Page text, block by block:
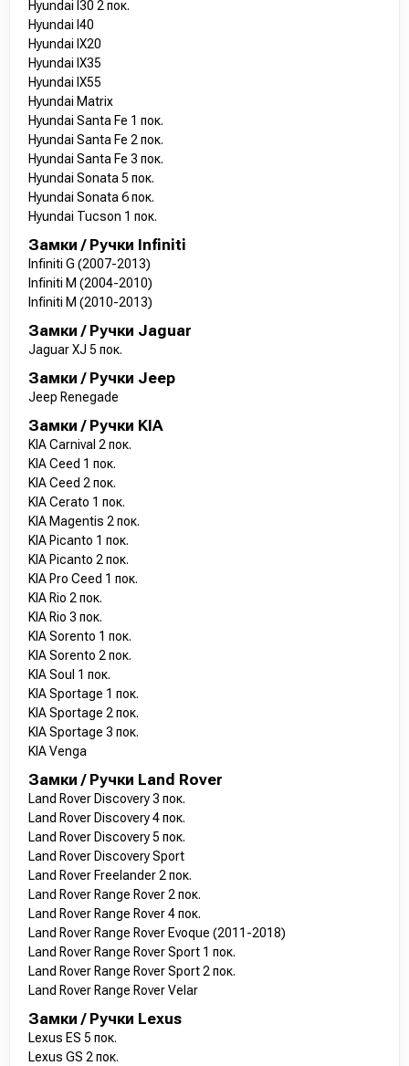
Hyundai I30 2 пок.
Hyundai I40
Hyundai IX20
Hyundai IX35
Hyundai IX55
Hyundai Matrix
Hyundai Santa Fe 1 пок.
Hyundai Santa Fe 2 пок.
Hyundai Santa Fe 3 пок.
Hyundai Sonata 5 пок.
Hyundai Sonata 6 пок.
Hyundai Tucson 1 пок.
Замки / Ручки Infiniti
Infiniti G (2007-2013)
Infiniti M (2004-2010)
Infiniti M (2010-2013)
Замки / Ручки Jaguar
Jaguar XJ 5 пок.
Замки / Ручки Jeep
Jeep Renegade
Замки / Ручки KIA
KIA Carnival 2 пок.
KIA Ceed 1 пок.
KIA Ceed 2 пок.
KIA Cerato 1 пок.
KIA Magentis 2 пок.
KIA Picanto 1 пок.
KIA Picanto 2 пок.
KIA Pro Ceed 1 пок.
KIA Rio 2 пок.
KIA Rio 3 пок.
KIA Sorento 1 пок.
KIA Sorento 2 пок.
KIA Soul 1 пок.
KIA Sportage 1 пок.
KIA Sportage 2 пок.
KIA Sportage 3 пок.
KIA Venga
Замки / Ручки Land Rover
Land Rover Discovery 3 пок.
Land Rover Discovery 4 пок.
Land Rover Discovery 5 пок.
Land Rover Discovery Sport
Land Rover Freelander 2 пок.
Land Rover Range Rover 2 пок.
Land Rover Range Rover 4 пок.
Land Rover Range Rover Evoque (2011-2018)
Land Rover Range Rover Sport 1 пок.
Land Rover Range Rover Sport 2 пок.
Land Rover Range Rover Velar
Замки / Ручки Lexus
Lexus ES 5 пок.
Lexus GS 2 пок.